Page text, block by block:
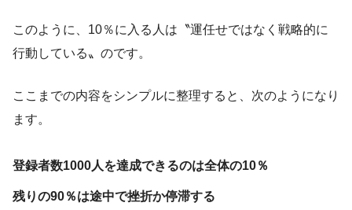
このように、10％に入る人は〝運任せではなく戦略的に
行動している〟のです。
ここまでの内容をシンプルに整理すると、次のようになり
ます。
登録者数1000人を達成できるのは全体の10％
残りの90％は途中で挫折か停滞する